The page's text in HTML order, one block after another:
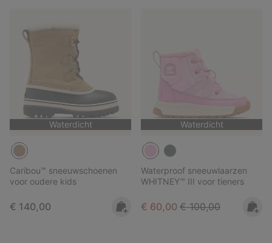
Waterdicht
Caribou™ sneeuwschoenen
voor oudere kids
Regular price:
€ 140,00
Waterdicht
Waterproof sneeuwlaarzen
WHITNEY™ III voor tieners
Sale price:
€ 60,00 Regular price:
€ 100,00